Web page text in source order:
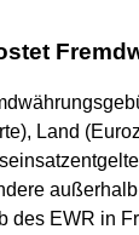
Land
des EWR in